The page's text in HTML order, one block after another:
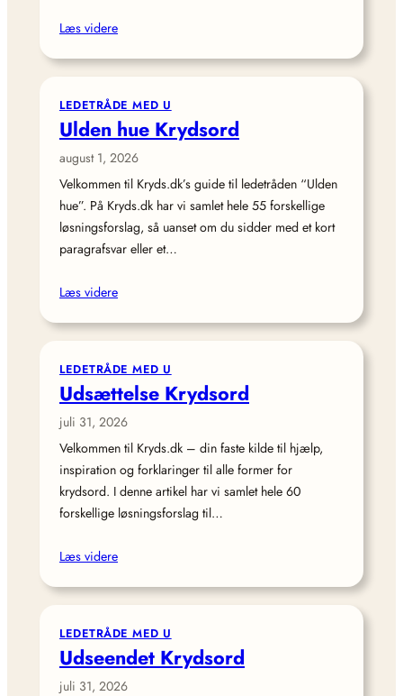
Læs videre
LEDETRÅDE MED U
Ulden hue Krydsord
august 1, 2026
Velkommen til Kryds.dk’s guide til ledetråden “Ulden
hue”. På Kryds.dk har vi samlet hele 55 forskellige
løsningsforslag, så uanset om du sidder med et kort
paragrafsvar eller et…
Læs videre
LEDETRÅDE MED U
Udsættelse Krydsord
juli 31, 2026
Velkommen til Kryds.dk – din faste kilde til hjælp,
inspiration og forklaringer til alle former for
krydsord. I denne artikel har vi samlet hele 60
forskellige løsningsforslag til…
Læs videre
LEDETRÅDE MED U
Udseendet Krydsord
juli 31, 2026